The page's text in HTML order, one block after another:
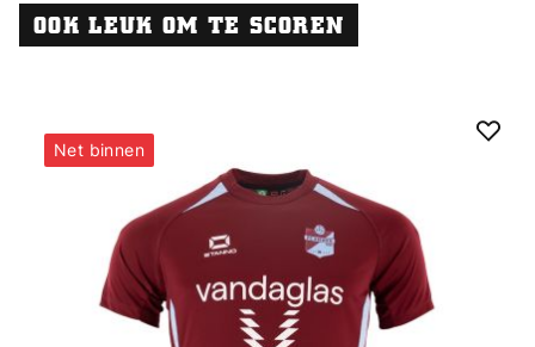
OOK LEUK OM TE SCOREN
Net binnen